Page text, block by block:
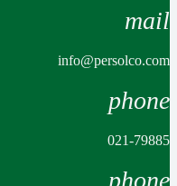
mail
info@persolco.com
phone
021-79885
phone